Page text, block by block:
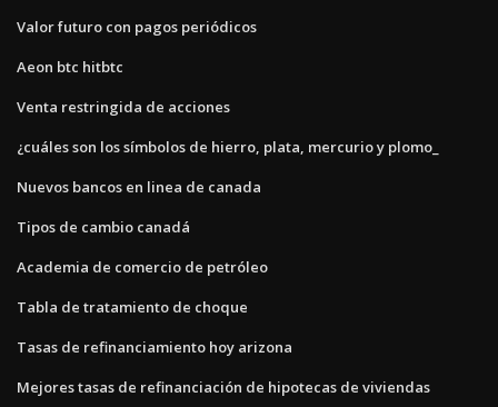
Valor futuro con pagos periódicos
Aeon btc hitbtc
Venta restringida de acciones
¿cuáles son los símbolos de hierro, plata, mercurio y plomo_
Nuevos bancos en linea de canada
Tipos de cambio canadá
Academia de comercio de petróleo
Tabla de tratamiento de choque
Tasas de refinanciamiento hoy arizona
Mejores tasas de refinanciación de hipotecas de viviendas